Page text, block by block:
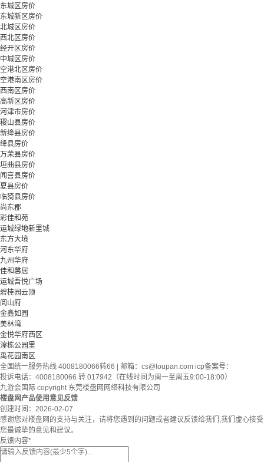
东城区房价
东城新区房价
北城区房价
西北区房价
经开区房价
中城区房价
空港北区房价
空港南区房价
西南区房价
高新区房价
河津市房价
稷山县房价
新绛县房价
绛县房价
万荣县房价
垣曲县房价
闻喜县房价
夏县房价
临猗县房价
尚东郡
彩佳和苑
运城绿地新里城
东方大境
河东华府
九州华府
佳和馨居
运城吾悦广场
碧桂园云顶
阅山府
金鑫如园
美林湾
金悦华府西区
湟栋公园里
禹花园南区
全国统一服务热线 4008180066转66 | 邮箱： cs@loupan.com icp备案号：
投诉电话：4008180066 转 017942（在线时间为周一至周五9:00-18:00）
九游会国际 copyright 东莞楼盘网网络科技有限公司
楼盘网产品使用意见反馈
创建时间： 2026-02-07
感谢您对楼盘网的支持与关注，请将您遇到的问题或者建议反馈给我们,我们虚心接受
您最诚挚的意见和建议。
反馈内容*